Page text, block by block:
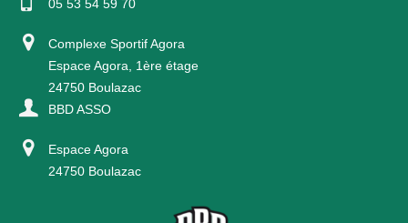
05 53 54 59 70
Complexe Sportif Agora
Espace Agora, 1ère étage
24750 Boulazac
BBD ASSO
Espace Agora
24750 Boulazac